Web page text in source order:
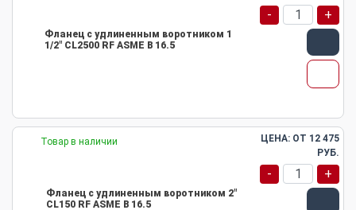
Фланец с удлиненным воротником 1
1/2" CL2500 RF ASME B 16.5
- +
Товар в наличии
Фланец с удлиненным воротником 2"
CL150 RF ASME B 16.5
ЦЕНА: ОТ 12 475
РУБ.
- +